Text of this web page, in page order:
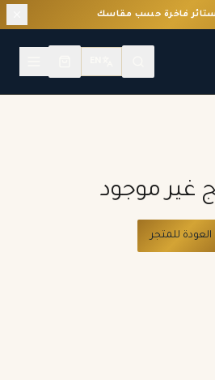
فاخرة حسب مقاسك
غير موجود
العودة للمتجر